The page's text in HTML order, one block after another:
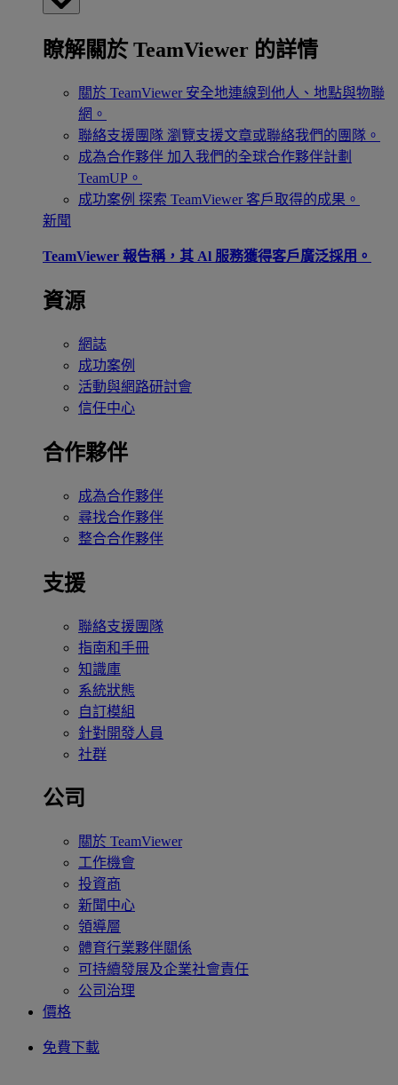
瞭解關於 TeamViewer 的詳情
關於 TeamViewer 安全地連線到他人、地點與物聯
網。
聯絡支援團隊 瀏覽支援文章或聯絡我們的團隊。
成為合作夥伴 加入我們的全球合作夥伴計劃
TeamUP。
成功案例 探索 TeamViewer 客戶取得的成果。
新聞
TeamViewer 報告稱，其 Al 服務獲得客戶廣泛採用。
資源
網誌
成功案例
活動與網路研討會
信任中心
合作夥伴
成為合作夥伴
尋找合作夥伴
整合合作夥伴
支援
聯絡支援團隊
指南和手冊
知識庫
系統狀態
自訂模組
針對開發人員
社群
公司
關於 TeamViewer
工作機會
投資商
新聞中心
領導層
體育行業夥伴關係
可持續發展及企業社會責任
公司治理
價格
免費下載